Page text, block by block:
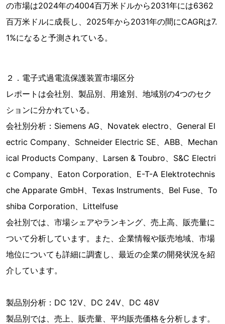
の市場は2024年の4004百万米ドルから2031年には6362
百万米ドルに成長し、2025年から2031年の間にCAGRは7.
1%になると予測されている。
２．電子式過電流保護装置市場区分
レポートは会社別、製品別、用途別、地域別の4つのセク
ションに分かれている。
会社別分析：Siemens AG、Novatek electro、General El
ectric Company、Schneider Electric SE、ABB、Mechan
ical Products Company、Larsen & Toubro、S&C Electri
c Company、Eaton Corporation、E-T-A Elektrotechnis
che Apparate GmbH、Texas Instruments、Bel Fuse、To
shiba Corporation、Littelfuse
会社別では、市場シェアやランキング、売上高、販売量に
ついて分析しています。また、企業情報や販売地域、市場
地位についても詳細に調査し、最近の企業の開発状況を紹
介しています。
製品別分析：DC 12V、DC 24V、DC 48V
製品別では、売上、販売量、平均販売価格を分析します。